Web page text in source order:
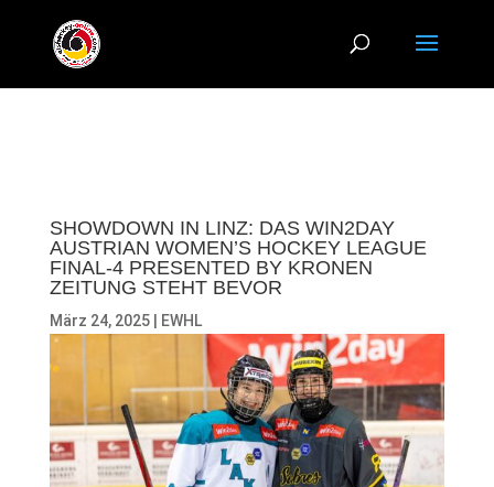
SHOWDOWN IN LINZ: DAS WIN2DAY
AUSTRIAN WOMEN’S HOCKEY LEAGUE
FINAL-4 PRESENTED BY KRONEN
ZEITUNG STEHT BEVOR
März 24, 2025| EWHL